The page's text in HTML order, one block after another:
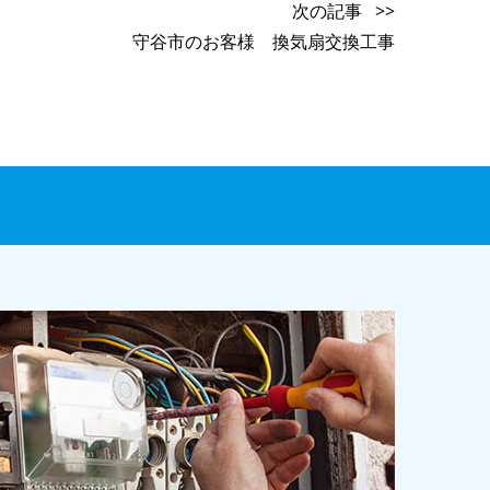
次の記事 >>
守谷市のお客様 換気扇交換工事